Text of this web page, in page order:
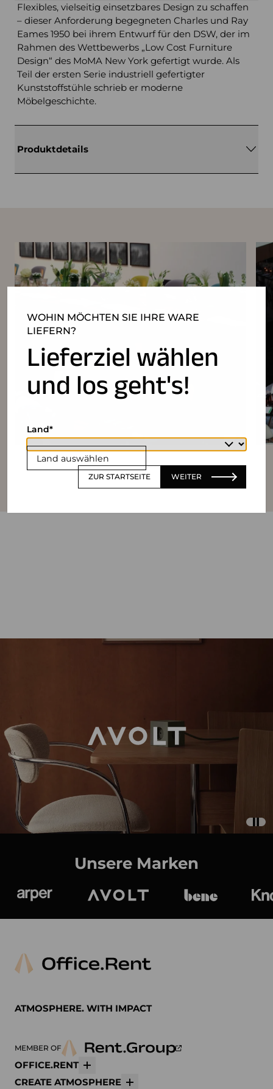
WOHIN MÖCHTEN SIE IHRE WARE
LIEFERN?
Lieferziel wählen
und los geht's!
Land auswählen
Land
ZUR STARTSEITE WEITER
Flexibles, vielseitig einsetzbares Design zu schaffen
– dieser Anforderung begegneten Charles und Ray
Eames 1950 bei ihrem Entwurf für den DSW, der im
Rahmen des Wettbewerbs „Low Cost Furniture
Design“ des MoMA New York gefertigt wurde. Als
Teil der ersten Serie industriell gefertigter
Kunststoffstühle schrieb er moderne
Möbelgeschichte.
Produktdetails
Unsere Marken
ATMOSPHERE. WITH IMPACT
MEMBER OF
OFFICE.RENT
CREATE ATMOSPHERE